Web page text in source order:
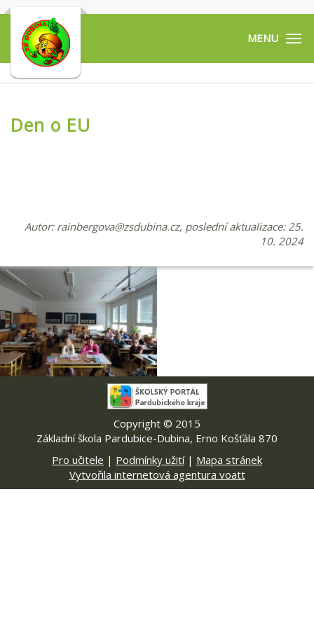
Den o EU
Autor: rainbergova@zsdubina.cz, poslední aktualizace: 25.
10. 2024
Copyright © 2015
Základní škola Pardubice-Dubina, Erno Košťála 870
Pro učitele | Podmínky užití| Mapa stránek
Vytvořila internetová agentura voatt